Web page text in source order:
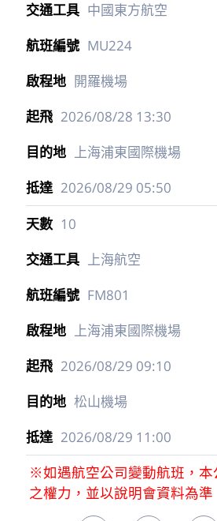
中國東方航空
MU224
開羅機場
2026/08/28 13:30
上海浦東國際機場
2026/08/29 05:50
10
上海航空
FM801
上海浦東國際機場
2026/08/29 09:10
松山機場
2026/08/29 11:00
※如遇航空公司變動航班，本
之權力，並以說明會資料為準